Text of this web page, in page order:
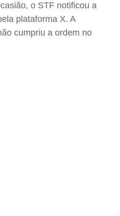
o STF notificou a
plataforma X. A
cumpriu a ordem no